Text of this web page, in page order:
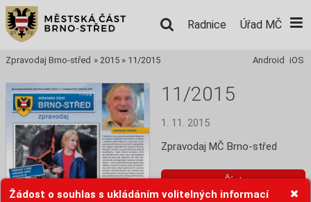
Žádost o souhlas s ukládáním volitelných informací
Radnice Úřad MČ
Android iOS
Zpravodaj Brno-střed » 2015 » 11/2015
11/2015
1. 11. 2015
Zpravodaj MČ Brno-střed
Číst